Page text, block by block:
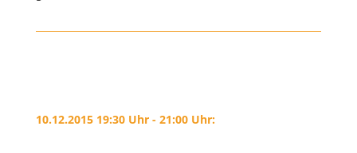
10.12.2015 19:30 Uhr - 21:00 Uhr: